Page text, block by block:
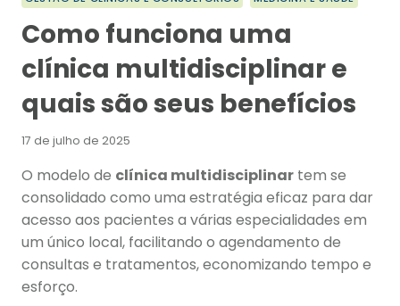
Como funciona uma
clínica multidisciplinar e
quais são seus benefícios
17 de julho de 2025
O modelo de clínica multidisciplinar tem se
consolidado como uma estratégia eficaz para dar
acesso aos pacientes a várias especialidades em
um único local, facilitando o agendamento de
consultas e tratamentos, economizando tempo e
esforço.